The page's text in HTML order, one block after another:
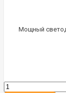
Мощный